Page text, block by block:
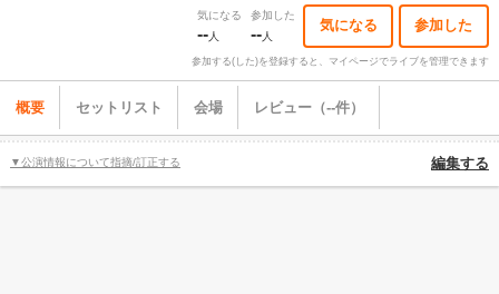
気になる
--人
参加した
--人
気になる 参加した
参加する(した)を登録すると、マイページでライブを管理できます
概要 セットリスト 会場 レビュー（--件）
▼公演情報について指摘/訂正する 編集する